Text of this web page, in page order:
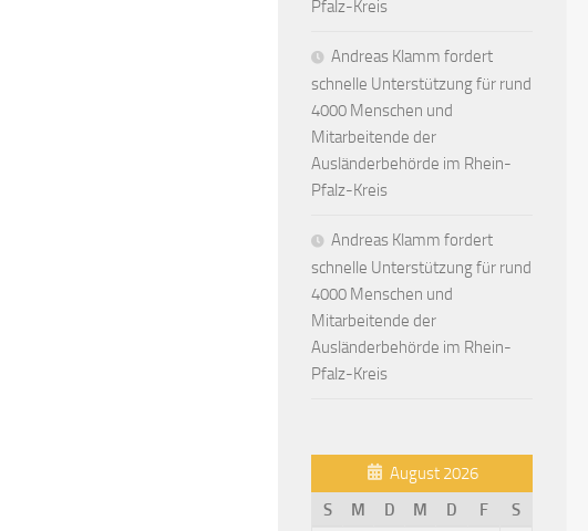
Pfalz-Kreis
Andreas Klamm fordert
schnelle Unterstützung für rund
4000 Menschen und
Mitarbeitende der
Ausländerbehörde im Rhein-
Pfalz-Kreis
Andreas Klamm fordert
schnelle Unterstützung für rund
4000 Menschen und
Mitarbeitende der
Ausländerbehörde im Rhein-
Pfalz-Kreis
August 2026
S
M D M D F
S